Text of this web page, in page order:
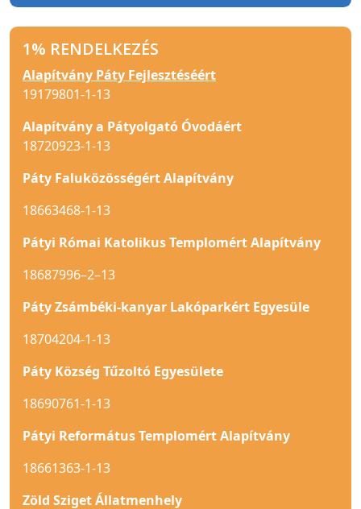
1% RENDELKEZÉS
Alapítvány Páty Fejlesztéséért
19179801-1-13
Alapítvány a Pátyolgató Óvodáért
18720923-1-13
Páty Faluközösségért Alapítvány
18663468-1-13
Pátyi Római Katolikus Templomért Alapítvány
18687996–2–13
Páty Zsámbéki-kanyar Lakóparkért Egyesüle
18704204-1-13
Páty Község Tűzoltó Egyesülete
18690761-1-13
Pátyi Református Templomért Alapítvány
18661363-1-13
Zöld Sziget Állatmenhely